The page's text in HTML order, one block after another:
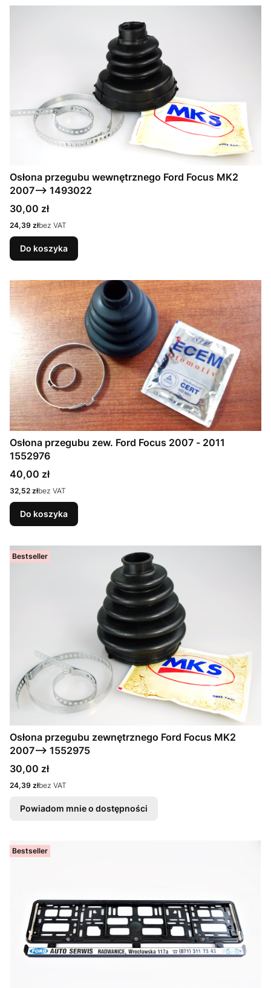
Osłona przegubu wewnętrznego Ford Focus MK2
2007--> 1493022
Cena
30,00 zł
Cena
24,39 złbez VAT
Do koszyka
Osłona przegubu zew. Ford Focus 2007 - 2011
1552976
Cena
40,00 zł
Cena
32,52 złbez VAT
Do koszyka
Bestseller
Osłona przegubu zewnętrznego Ford Focus MK2
2007--> 1552975
Cena
30,00 zł
Cena
24,39 złbez VAT
Powiadom mnie o dostępności
Bestseller